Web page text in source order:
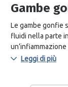
Gambe
Le gambe gonfie
fluidi nella parte
sottovalutare tale
Leggi di più